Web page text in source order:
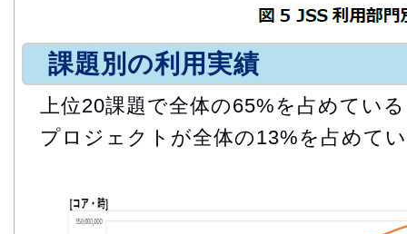
課題別の利用実績
上位20課題で全体の65%を占めてい
プロジェクトが全体の13%を占めて